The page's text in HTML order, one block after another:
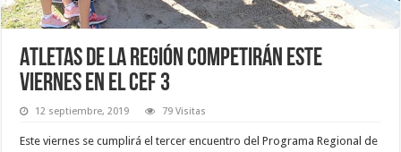
Atletas de la región competirán este
viernes en el CEF 3
12 septiembre, 2019 79 Visitas
Este viernes se cumplirá el tercer encuentro del Programa Regional de